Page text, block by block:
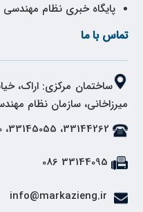
پایگاه خبری نظام
تماس با ما
ساختمان مرکزی: اراک،
میرزاخانی، سازمان نظام
33144262، 33145055، 33144660 086
33144095 086